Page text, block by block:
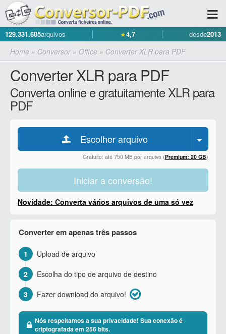
129.331.605arquivos ★4,7 desde2013
Home » Conversor» Office » Converter XLR para PDF
Converter XLR para PDF
Converta online e gratuitamente XLR para
PDF
Escolher arquivo
Gratuito: até 750 MB por arquivo (Premium: 20 GB)
Iniciar a conversão!
Novidade: Converta vários arquivos de uma só vez
Converter em apenas três passos
1
Upload de arquivo
2
Escolha do tipo de arquivo de destino
3
Fazer download do arquivo!
Nós respeitamos a sua privacidade! Sua conexão é
criptografada em 256 bits.